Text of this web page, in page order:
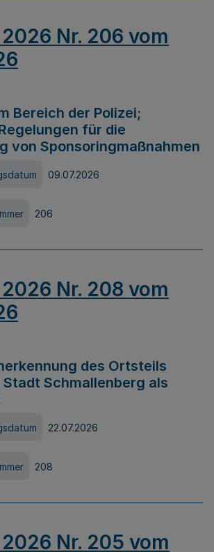
Nr. 206 vom
Bereich der Polizei;
für die
von Sponsoringmaßnahmen
09.07.2026
206
Nr. 208 vom
des Ortsteils
Schmallenberg als
22.07.2026
208
Nr. 205 vom